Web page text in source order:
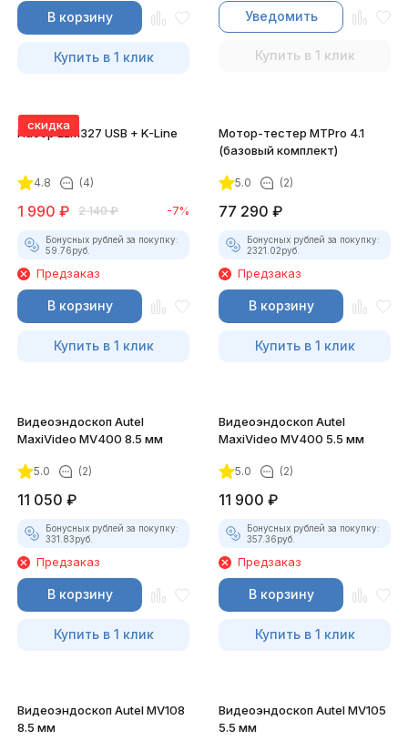
В корзину
Купить в 1 клик
Уведомить
Купить в 1 клик
скидка
Набор ELM327 USB + K-Line
4.8 (4)
1 990 ₽ 2 140 ₽ -7%
Бонусных рублей за покупку:
59.76руб.
Предзаказ
В корзину
Купить в 1 клик
Мотор-тестер MTPro 4.1
(базовый комплект)
5.0 (2)
77 290 ₽
Бонусных рублей за покупку:
2321.02руб.
Предзаказ
В корзину
Купить в 1 клик
Видеоэндоскоп Autel
MaxiVideo MV400 8.5 мм
5.0 (2)
11 050 ₽
Бонусных рублей за покупку:
331.83руб.
Предзаказ
В корзину
Купить в 1 клик
Видеоэндоскоп Autel
MaxiVideo MV400 5.5 мм
5.0 (2)
11 900 ₽
Бонусных рублей за покупку:
357.36руб.
Предзаказ
В корзину
Купить в 1 клик
Видеоэндоскоп Autel MV108
8.5 мм
Видеоэндоскоп Autel MV105
5.5 мм